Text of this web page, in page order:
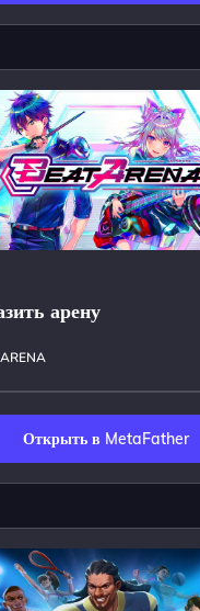
арену
Открыть в MetaFather